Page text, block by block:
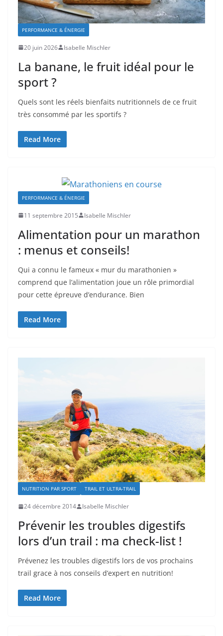
PERFORMANCE & ÉNERGIE
20 juin 2026 Isabelle Mischler
La banane, le fruit idéal pour le
sport ?
Quels sont les réels bienfaits nutritionnels de ce fruit
très consommé par les sportifs ?
Read More
PERFORMANCE & ÉNERGIE
11 septembre 2015 Isabelle Mischler
Alimentation pour un marathon
: menus et conseils!
Qui a connu le fameux « mur du marathonien »
comprend que l’alimentation joue un rôle primordial
pour cette épreuve d’endurance. Bien
Read More
NUTRITION PAR SPORT TRAIL ET ULTRA-TRAIL
24 décembre 2014 Isabelle Mischler
Prévenir les troubles digestifs
lors d’un trail : ma check-list !
Prévenez les troubles digestifs lors de vos prochains
trail grace à nos conseils d’expert en nutrition!
Read More